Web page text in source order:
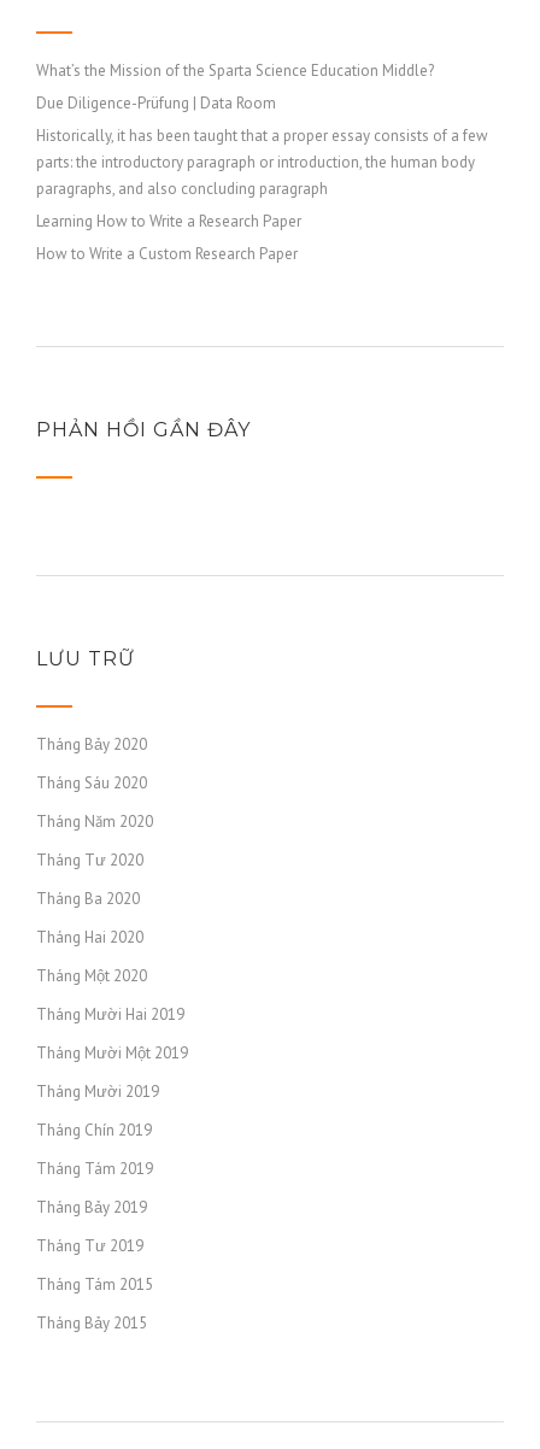
What’s the Mission of the Sparta Science Education Middle?
Due Diligence-Prüfung | Data Room
Historically, it has been taught that a proper essay consists of a few
parts: the introductory paragraph or introduction, the human body
paragraphs, and also concluding paragraph
Learning How to Write a Research Paper
How to Write a Custom Research Paper
PHẢN HỒI GẦN ĐÂY
LƯU TRỮ
Tháng Bảy 2020
Tháng Sáu 2020
Tháng Năm 2020
Tháng Tư 2020
Tháng Ba 2020
Tháng Hai 2020
Tháng Một 2020
Tháng Mười Hai 2019
Tháng Mười Một 2019
Tháng Mười 2019
Tháng Chín 2019
Tháng Tám 2019
Tháng Bảy 2019
Tháng Tư 2019
Tháng Tám 2015
Tháng Bảy 2015